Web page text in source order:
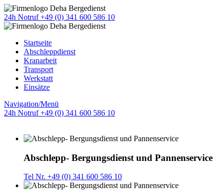
24h Notruf +49 (0) 341 600 586 10
Startseite
Abschleppdienst
Kranarbeit
Transport
Werkstatt
Einsätze
Navigation/Menü
24h Notruf +49 (0) 341 600 586 10
Abschlepp- Bergungsdienst und Pannenservice
Tel Nr. +49 (0) 341 600 586 10